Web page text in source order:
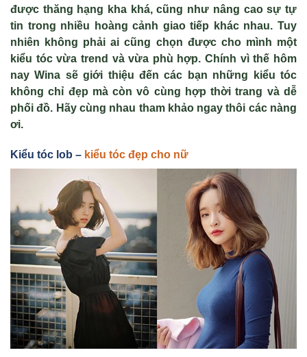
được thăng hạng kha khá, cũng như nâng cao sự tự
tin trong nhiều hoàng cảnh giao tiếp khác nhau. Tuy
nhiên không phải ai cũng chọn được cho mình một
kiểu tóc vừa trend và vừa phù hợp. Chính vì thế hôm
nay Wina sẽ giới thiệu đến các bạn những kiểu tóc
không chỉ đẹp mà còn vô cùng hợp thời trang và dễ
phối đồ. Hãy cùng nhau tham khảo ngay thôi các nàng
ơi.
Kiểu tóc lob – kiểu tóc đẹp cho nữ